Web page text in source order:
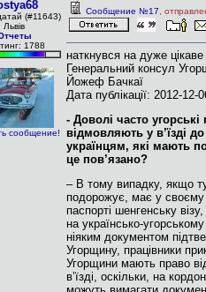
(#11643)
Львів
1788
сообщение!
Сообщение №17 ,
наткнувся на дуже цікаве
Генеральний консул
Йожеф Бачкаї
Дата публікації: 2012-12-
- Доволі часто
відмовляють у в’їзді
українцям, які мають
це пов’язано?
– В тому випадку, якщо
подорожує, має у
паспорті шенгенську
на українсько-
ніяким документом
Угорщину, працівники
Угорщини мають право
в’їзді, оскільки, на